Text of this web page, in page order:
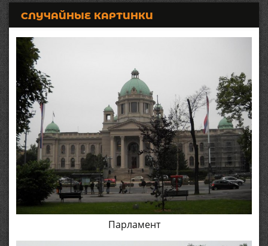
СЛУЧАЙНЫЕ КАРТИНКИ
Парламент